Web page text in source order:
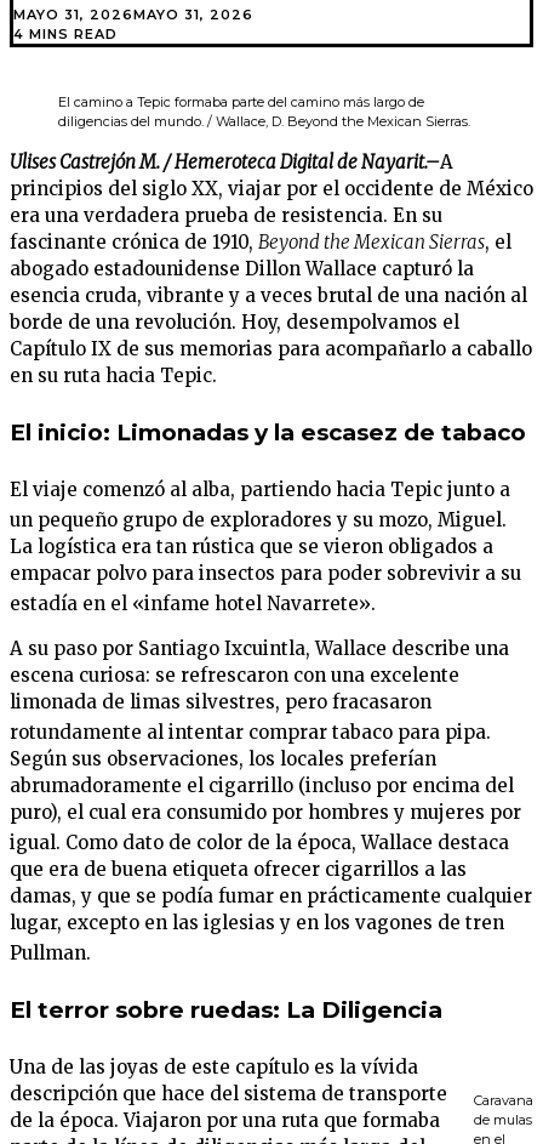
MAYO 31, 2026MAYO 31, 2026
4 MINS READ
El camino a Tepic formaba parte del camino más largo de
diligencias del mundo. / Wallace, D. Beyond the Mexican Sierras.
Ulises Castrejón M. / Hemeroteca Digital de Nayarit.–A
principios del siglo XX, viajar por el occidente de México
era una verdadera prueba de resistencia. En su
fascinante crónica de 1910, Beyond the Mexican Sierras, el
abogado estadounidense Dillon Wallace capturó la
esencia cruda, vibrante y a veces brutal de una nación al
borde de una revolución. Hoy, desempolvamos el
Capítulo IX de sus memorias para acompañarlo a caballo
en su ruta hacia Tepic.
El inicio: Limonadas y la escasez de tabaco
El viaje comenzó al alba, partiendo hacia Tepic junto a
un pequeño grupo de exploradores y su mozo, Miguel.
La logística era tan rústica que se vieron obligados a
empacar polvo para insectos para poder sobrevivir a su
estadía en el «infame hotel Navarrete».
A su paso por Santiago Ixcuintla, Wallace describe una
escena curiosa: se refrescaron con una excelente
limonada de limas silvestres, pero fracasaron
rotundamente al intentar comprar tabaco para pipa.
Según sus observaciones, los locales preferían
abrumadoramente el cigarrillo (incluso por encima del
puro), el cual era consumido por hombres y mujeres por
igual. Como dato de color de la época, Wallace destaca
que era de buena etiqueta ofrecer cigarrillos a las
damas, y que se podía fumar en prácticamente cualquier
lugar, excepto en las iglesias y en los vagones de tren
Pullman.
El terror sobre ruedas: La Diligencia
Caravana
de mulas
en el
Una de las joyas de este capítulo es la vívida
descripción que hace del sistema de transporte
de la época. Viajaron por una ruta que formaba